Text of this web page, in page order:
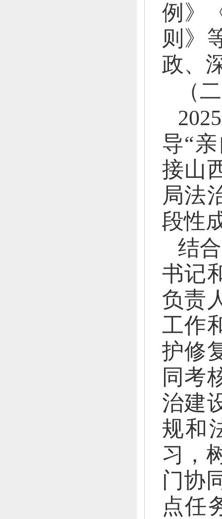
例》
则》
政、
（
导“
接山
局法
段性
结
书记
负责
工作
护修
同考
治建
规和
习，
门协
点任